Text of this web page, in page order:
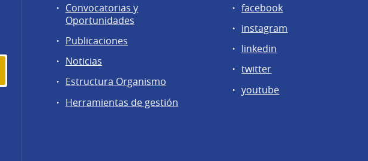
Convocatorias y
Oportunidades
Publicaciones
Noticias
Estructura Organismo
Herramientas de gestión
facebook
instagram
linkedin
twitter
youtube